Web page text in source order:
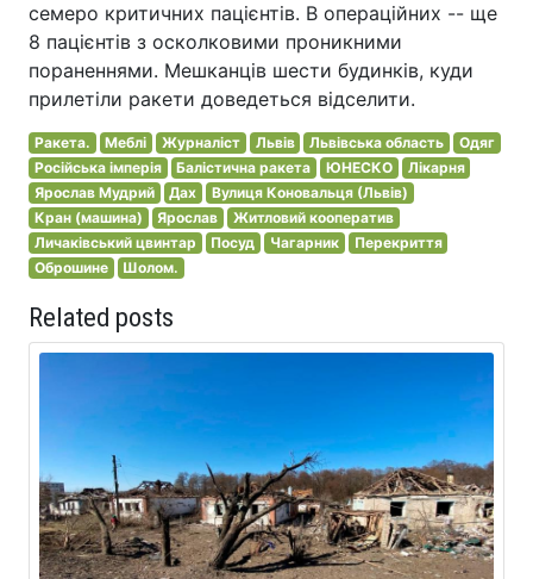
семеро критичних пацієнтів. В операційних -- ще
8 пацієнтів з осколковими проникними
пораненнями. Мешканців шести будинків, куди
прилетіли ракети доведеться відселити.
Ракета. Меблі Журналіст Львів Львівська область
Одяг
Російська імперія
Балістична ракета ЮНЕСКО
Лікарня
Ярослав Мудрий
Дах
Вулиця Коновальця (Львів)
Кран (машина)
Ярослав
Житловий кооператив
Личаківський цвинтар
Посуд Чагарник
Перекриття
Оброшине
Шолом.
Related posts